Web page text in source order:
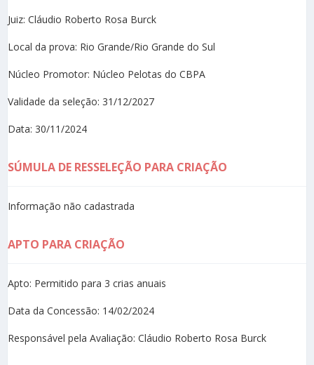
Juiz: Cláudio Roberto Rosa Burck
Local da prova: Rio Grande/Rio Grande do Sul
Núcleo Promotor: Núcleo Pelotas do CBPA
Validade da seleção: 31/12/2027
Data: 30/11/2024
SÚMULA DE RESSELEÇÃO PARA CRIAÇÃO
Informação não cadastrada
APTO PARA CRIAÇÃO
Apto: Permitido para 3 crias anuais
Data da Concessão: 14/02/2024
Responsável pela Avaliação: Cláudio Roberto Rosa Burck